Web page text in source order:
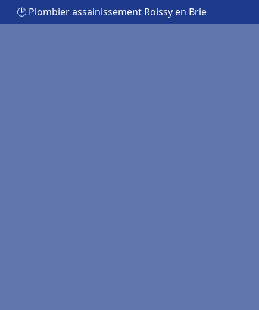
🕒 Plombier assainissement Roissy en Brie